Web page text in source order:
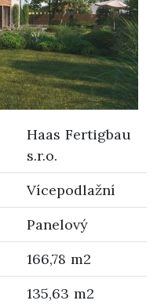
Haas Fertigbau
s.r.o.
Vícepodlažní
Panelový
166,78 m2
135,63 m2